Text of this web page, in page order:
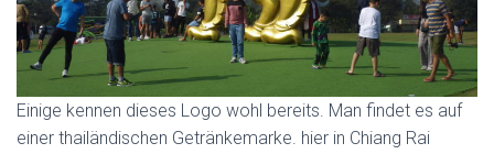
Einige kennen dieses Logo wohl bereits. Man findet es auf
einer thailändischen Getränkemarke. hier in Chiang Rai